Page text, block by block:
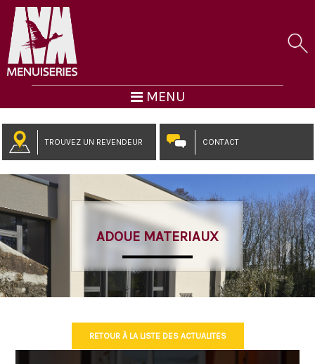
MENU
TROUVEZ UN REVENDEUR CONTACT
ADOUE MATERIAUX
RETOUR À LA LISTE DES ACTUALITÉS